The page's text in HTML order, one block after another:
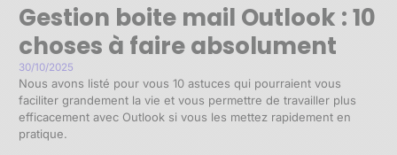
Gestion boite mail Outlook : 10
choses à faire absolument
30/10/2025
Nous avons listé pour vous 10 astuces qui pourraient vous
faciliter grandement la vie et vous permettre de travailler plus
efficacement avec Outlook si vous les mettez rapidement en
pratique.